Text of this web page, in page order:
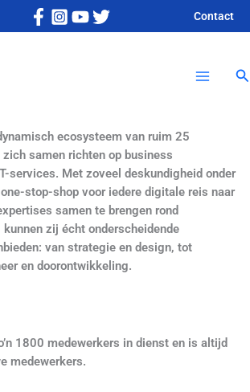
Contact
Menu
ecosysteem van ruim 25
samen richten op business
services. Met zoveel deskundigheid onder
stop-shop voor iedere digitale reis naar
samen te brengen rond
zij écht onderscheidende
van strategie en design, tot
en doorontwikkeling.
1800 medewerkers in dienst en is altijd
medewerkers.